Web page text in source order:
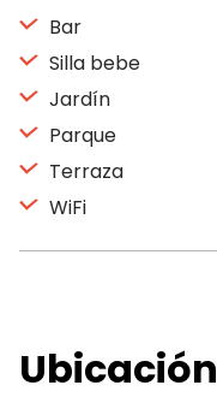
Bar
Silla bebe
Jardín
Parque
Terraza
WiFi
Ubicación